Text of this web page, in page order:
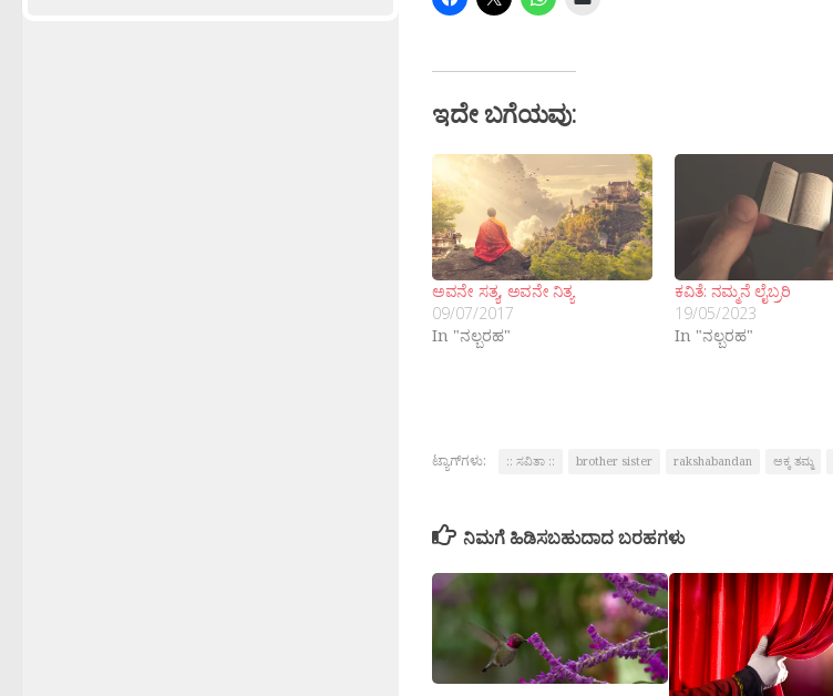
ಇದೇ ಬಗೆಯವು:
ಅವನೇ ಸತ್ಯ, ಅವನೇ ನಿತ್ಯ
09/07/2017
In "ನಲ್ಬರಹ"
ಕವಿತೆ: ನಮ್ಮನೆ ಲೈಬ್ರರಿ
19/05/2023
In "ನಲ್ಬರಹ"
ಟ್ಯಾಗ್‌ಗಳು: :: ಸವಿತಾ :: brother sister rakshabandan ಅಕ್ಕ ತಮ್ಮ
ನಿಮಗೆ ಹಿಡಿಸಬಹುದಾದ ಬರಹಗಳು